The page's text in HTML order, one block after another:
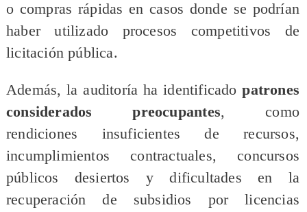
o compras rápidas en casos donde se podrían
haber utilizado procesos competitivos de
licitación pública.
Además, la auditoría ha identificadopatrones
considerados preocupantes, como
rendiciones insuficientes de recursos,
incumplimientos contractuales, concursos
públicos desiertos y dificultades en la
recuperación de subsidios por licencias